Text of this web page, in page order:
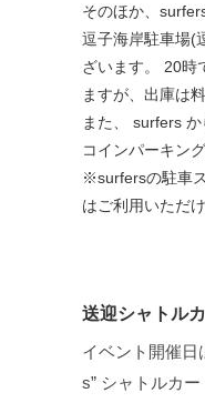
そのほか、
逗子海岸駐車場(
ざいます。
20時
ますが、出庫は
また、 surfers か
コインパーキン
※surfersの駐車
はご利用いただけ
送迎シャトル
イベント開催日
s” シャトルカ